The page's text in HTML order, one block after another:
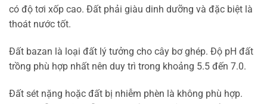
có độ tơi xốp cao. Đất phải giàu dinh dưỡng và đặc biệt là
thoát nước tốt.
Đất bazan là loại đất lý tưởng cho cây bơ ghép. Độ pH đất
trồng phù hợp nhất nên duy trì trong khoảng 5.5 đến 7.0.
Đất sét nặng hoặc đất bị nhiễm phèn là không phù hợp.